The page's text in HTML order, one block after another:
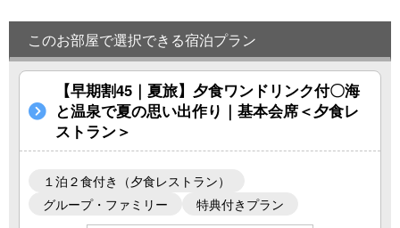
このお部屋で選択できる宿泊プラン
【早期割45｜夏旅】夕食ワンドリンク付〇海
と温泉で夏の思い出作り｜基本会席＜夕食レ
ストラン＞
１泊２食付き（夕食レストラン）
グループ・ファミリー
特典付きプラン